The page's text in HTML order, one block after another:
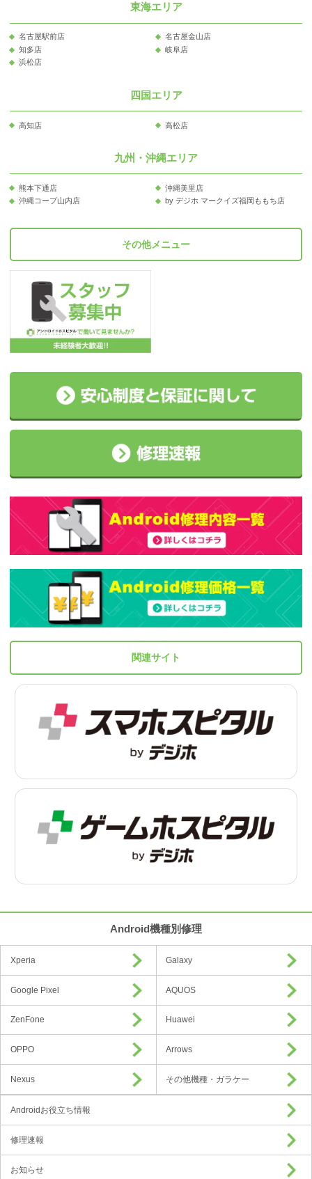
東海エリア
名古屋駅前店
名古屋金山店
知多店
岐阜店
浜松店
四国エリア
高知店 高松店
九州・沖縄エリア
熊本下通店
沖縄美里店
沖縄コープ山内店
by デジホ マークイズ福岡ももち店
その他メニュー
関連サイト
Android機種別修理
Xperia Galaxy
Google Pixel AQUOS
ZenFone Huawei
OPPO Arrows
Nexus その他機種・ガラケー
Androidお役立ち情報
修理速報
お知らせ